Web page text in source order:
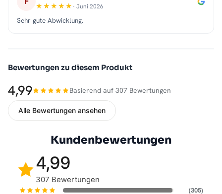
· Juni 2026
Sehr gute Abwicklung.
Bewertungen zu diesem Produkt
4,99 Basierend auf 307 Bewertungen
Alle Bewertungen ansehen
Kundenbewertungen
4,99
307 Bewertungen
(305)